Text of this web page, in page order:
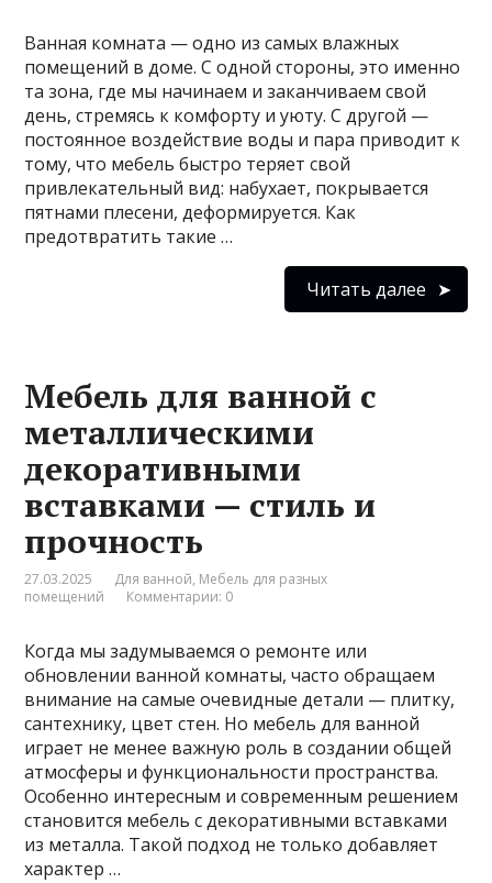
Ванная комната — одно из самых влажных
помещений в доме. С одной стороны, это именно
та зона, где мы начинаем и заканчиваем свой
день, стремясь к комфорту и уюту. С другой —
постоянное воздействие воды и пара приводит к
тому, что мебель быстро теряет свой
привлекательный вид: набухает, покрывается
пятнами плесени, деформируется. Как
предотвратить такие …
Читать далее
Мебель для ванной с
металлическими
декоративными
вставками — стиль и
прочность
27.03.2025 Для ванной, Мебель для разных
помещений
Комментарии: 0
Когда мы задумываемся о ремонте или
обновлении ванной комнаты, часто обращаем
внимание на самые очевидные детали — плитку,
сантехнику, цвет стен. Но мебель для ванной
играет не менее важную роль в создании общей
атмосферы и функциональности пространства.
Особенно интересным и современным решением
становится мебель с декоративными вставками
из металла. Такой подход не только добавляет
характер …